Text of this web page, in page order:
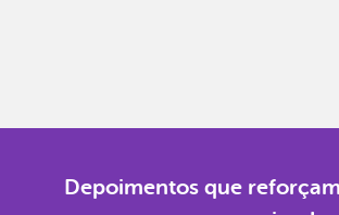
Depoimentos que